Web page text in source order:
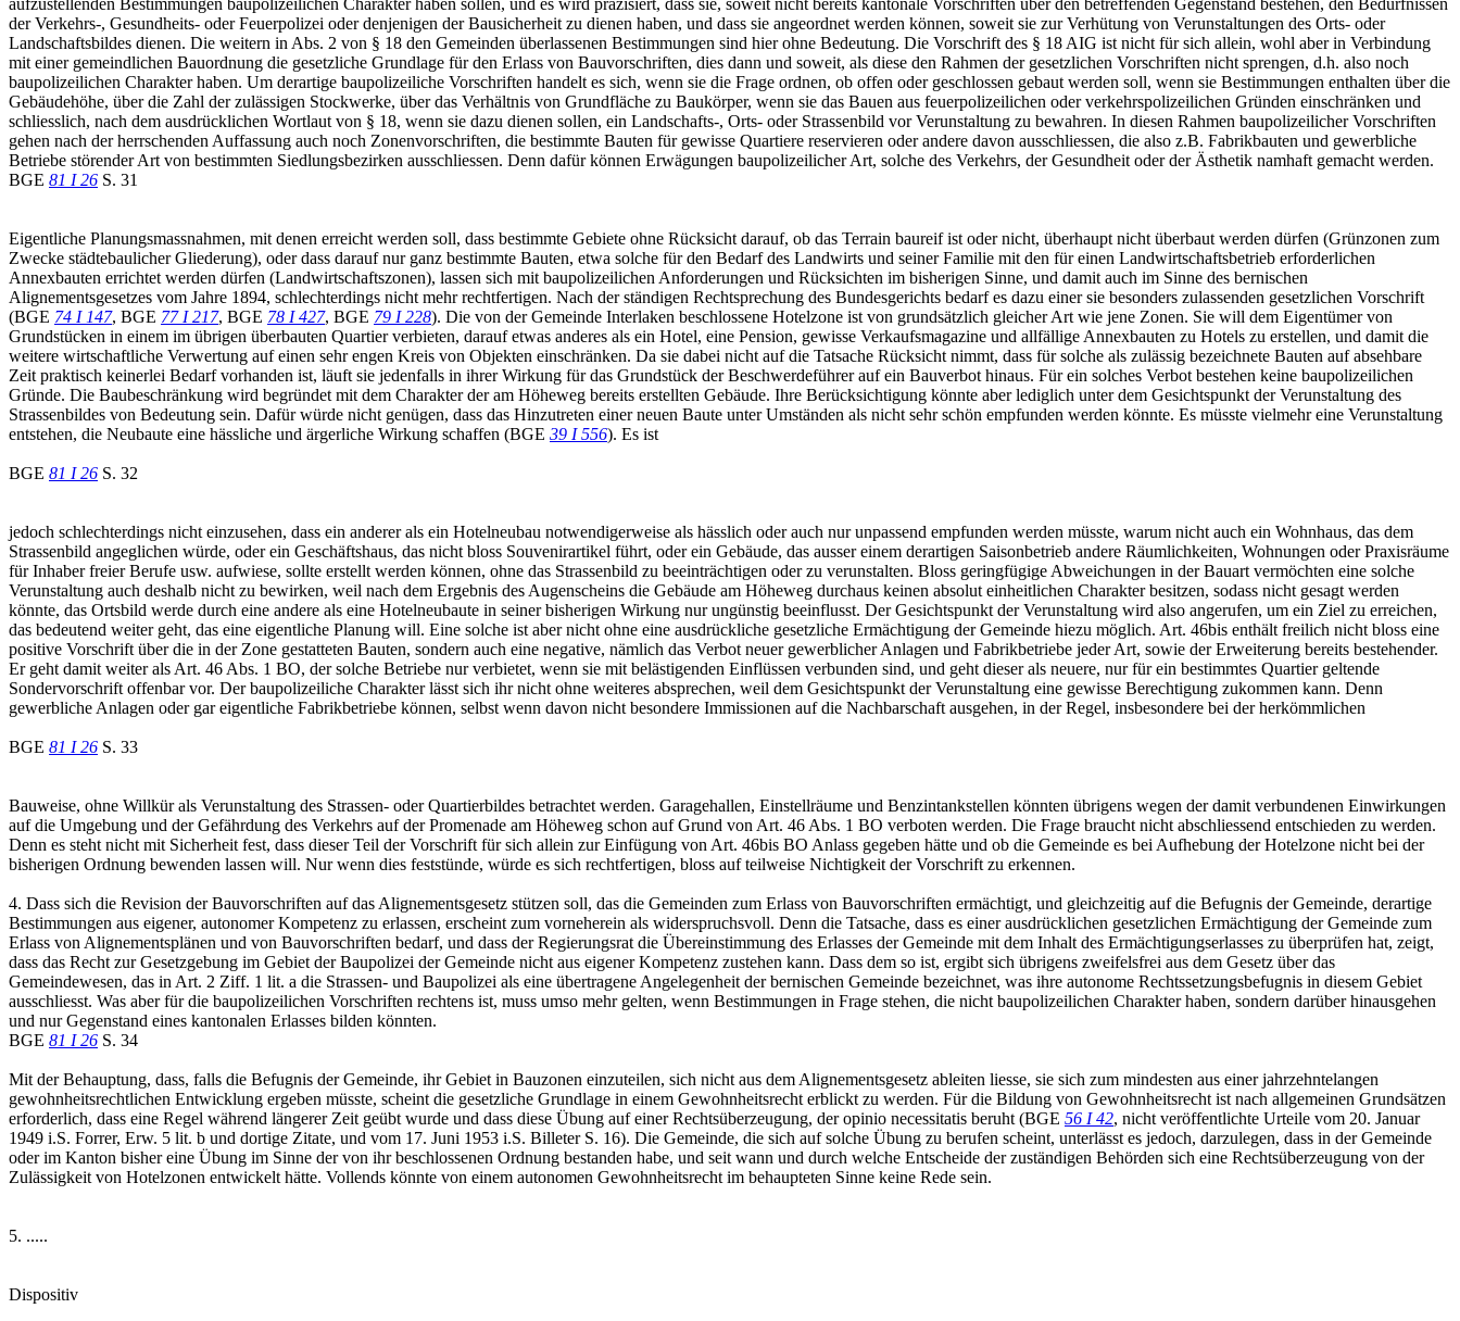
aufzustellenden Bestimmungen baupolizeilichen Charakter haben sollen, und es wird präzisiert, dass sie, soweit nicht bereits kantonale Vorschriften über den betreffenden Gegenstand bestehen, den Bedürfnissen
der Verkehrs-, Gesundheits- oder Feuerpolizei oder denjenigen der Bausicherheit zu dienen haben, und dass sie angeordnet werden können, soweit sie zur Verhütung von Verunstaltungen des Orts- oder
Landschaftsbildes dienen. Die weitern in Abs. 2 von § 18 den Gemeinden überlassenen Bestimmungen sind hier ohne Bedeutung. Die Vorschrift des § 18 AIG ist nicht für sich allein, wohl aber in Verbindung
mit einer gemeindlichen Bauordnung die gesetzliche Grundlage für den Erlass von Bauvorschriften, dies dann und soweit, als diese den Rahmen der gesetzlichen Vorschriften nicht sprengen, d.h. also noch
baupolizeilichen Charakter haben. Um derartige baupolizeiliche Vorschriften handelt es sich, wenn sie die Frage ordnen, ob offen oder geschlossen gebaut werden soll, wenn sie Bestimmungen enthalten über die
Gebäudehöhe, über die Zahl der zulässigen Stockwerke, über das Verhältnis von Grundfläche zu Baukörper, wenn sie das Bauen aus feuerpolizeilichen oder verkehrspolizeilichen Gründen einschränken und
schliesslich, nach dem ausdrücklichen Wortlaut von § 18, wenn sie dazu dienen sollen, ein Landschafts-, Orts- oder Strassenbild vor Verunstaltung zu bewahren. In diesen Rahmen baupolizeilicher Vorschriften
gehen nach der herrschenden Auffassung auch noch Zonenvorschriften, die bestimmte Bauten für gewisse Quartiere reservieren oder andere davon ausschliessen, die also z.B. Fabrikbauten und gewerbliche
Betriebe störender Art von bestimmten Siedlungsbezirken ausschliessen. Denn dafür können Erwägungen baupolizeilicher Art, solche des Verkehrs, der Gesundheit oder der Ästhetik namhaft gemacht werden.
BGE 81 I 26 S. 31
Eigentliche Planungsmassnahmen, mit denen erreicht werden soll, dass bestimmte Gebiete ohne Rücksicht darauf, ob das Terrain baureif ist oder nicht, überhaupt nicht überbaut werden dürfen (Grünzonen zum
Zwecke städtebaulicher Gliederung), oder dass darauf nur ganz bestimmte Bauten, etwa solche für den Bedarf des Landwirts und seiner Familie mit den für einen Landwirtschaftsbetrieb erforderlichen
Annexbauten errichtet werden dürfen (Landwirtschaftszonen), lassen sich mit baupolizeilichen Anforderungen und Rücksichten im bisherigen Sinne, und damit auch im Sinne des bernischen
Alignementsgesetzes vom Jahre 1894, schlechterdings nicht mehr rechtfertigen. Nach der ständigen Rechtsprechung des Bundesgerichts bedarf es dazu einer sie besonders zulassenden gesetzlichen Vorschrift
(BGE 74 I 147, BGE 77 I 217, BGE 78 I 427, BGE 79 I 228). Die von der Gemeinde Interlaken beschlossene Hotelzone ist von grundsätzlich gleicher Art wie jene Zonen. Sie will dem Eigentümer von
Grundstücken in einem im übrigen überbauten Quartier verbieten, darauf etwas anderes als ein Hotel, eine Pension, gewisse Verkaufsmagazine und allfällige Annexbauten zu Hotels zu erstellen, und damit die
weitere wirtschaftliche Verwertung auf einen sehr engen Kreis von Objekten einschränken. Da sie dabei nicht auf die Tatsache Rücksicht nimmt, dass für solche als zulässig bezeichnete Bauten auf absehbare
Zeit praktisch keinerlei Bedarf vorhanden ist, läuft sie jedenfalls in ihrer Wirkung für das Grundstück der Beschwerdeführer auf ein Bauverbot hinaus. Für ein solches Verbot bestehen keine baupolizeilichen
Gründe. Die Baubeschränkung wird begründet mit dem Charakter der am Höheweg bereits erstellten Gebäude. Ihre Berücksichtigung könnte aber lediglich unter dem Gesichtspunkt der Verunstaltung des
Strassenbildes von Bedeutung sein. Dafür würde nicht genügen, dass das Hinzutreten einer neuen Baute unter Umständen als nicht sehr schön empfunden werden könnte. Es müsste vielmehr eine Verunstaltung
entstehen, die Neubaute eine hässliche und ärgerliche Wirkung schaffen (BGE 39 I 556). Es ist
BGE 81 I 26 S. 32
jedoch schlechterdings nicht einzusehen, dass ein anderer als ein Hotelneubau notwendigerweise als hässlich oder auch nur unpassend empfunden werden müsste, warum nicht auch ein Wohnhaus, das dem
Strassenbild angeglichen würde, oder ein Geschäftshaus, das nicht bloss Souvenirartikel führt, oder ein Gebäude, das ausser einem derartigen Saisonbetrieb andere Räumlichkeiten, Wohnungen oder Praxisräume
für Inhaber freier Berufe usw. aufwiese, sollte erstellt werden können, ohne das Strassenbild zu beeinträchtigen oder zu verunstalten. Bloss geringfügige Abweichungen in der Bauart vermöchten eine solche
Verunstaltung auch deshalb nicht zu bewirken, weil nach dem Ergebnis des Augenscheins die Gebäude am Höheweg durchaus keinen absolut einheitlichen Charakter besitzen, sodass nicht gesagt werden
könnte, das Ortsbild werde durch eine andere als eine Hotelneubaute in seiner bisherigen Wirkung nur ungünstig beeinflusst. Der Gesichtspunkt der Verunstaltung wird also angerufen, um ein Ziel zu erreichen,
das bedeutend weiter geht, das eine eigentliche Planung will. Eine solche ist aber nicht ohne eine ausdrückliche gesetzliche Ermächtigung der Gemeinde hiezu möglich. Art. 46bis enthält freilich nicht bloss eine
positive Vorschrift über die in der Zone gestatteten Bauten, sondern auch eine negative, nämlich das Verbot neuer gewerblicher Anlagen und Fabrikbetriebe jeder Art, sowie der Erweiterung bereits bestehender.
Er geht damit weiter als Art. 46 Abs. 1 BO, der solche Betriebe nur verbietet, wenn sie mit belästigenden Einflüssen verbunden sind, und geht dieser als neuere, nur für ein bestimmtes Quartier geltende
Sondervorschrift offenbar vor. Der baupolizeiliche Charakter lässt sich ihr nicht ohne weiteres absprechen, weil dem Gesichtspunkt der Verunstaltung eine gewisse Berechtigung zukommen kann. Denn
gewerbliche Anlagen oder gar eigentliche Fabrikbetriebe können, selbst wenn davon nicht besondere Immissionen auf die Nachbarschaft ausgehen, in der Regel, insbesondere bei der herkömmlichen
BGE 81 I 26 S. 33
Bauweise, ohne Willkür als Verunstaltung des Strassen- oder Quartierbildes betrachtet werden. Garagehallen, Einstellräume und Benzintankstellen könnten übrigens wegen der damit verbundenen Einwirkungen
auf die Umgebung und der Gefährdung des Verkehrs auf der Promenade am Höheweg schon auf Grund von Art. 46 Abs. 1 BO verboten werden. Die Frage braucht nicht abschliessend entschieden zu werden.
Denn es steht nicht mit Sicherheit fest, dass dieser Teil der Vorschrift für sich allein zur Einfügung von Art. 46bis BO Anlass gegeben hätte und ob die Gemeinde es bei Aufhebung der Hotelzone nicht bei der
bisherigen Ordnung bewenden lassen will. Nur wenn dies feststünde, würde es sich rechtfertigen, bloss auf teilweise Nichtigkeit der Vorschrift zu erkennen.
4. Dass sich die Revision der Bauvorschriften auf das Alignementsgesetz stützen soll, das die Gemeinden zum Erlass von Bauvorschriften ermächtigt, und gleichzeitig auf die Befugnis der Gemeinde, derartige
Bestimmungen aus eigener, autonomer Kompetenz zu erlassen, erscheint zum vorneherein als widerspruchsvoll. Denn die Tatsache, dass es einer ausdrücklichen gesetzlichen Ermächtigung der Gemeinde zum
Erlass von Alignementsplänen und von Bauvorschriften bedarf, und dass der Regierungsrat die Übereinstimmung des Erlasses der Gemeinde mit dem Inhalt des Ermächtigungserlasses zu überprüfen hat, zeigt,
dass das Recht zur Gesetzgebung im Gebiet der Baupolizei der Gemeinde nicht aus eigener Kompetenz zustehen kann. Dass dem so ist, ergibt sich übrigens zweifelsfrei aus dem Gesetz über das
Gemeindewesen, das in Art. 2 Ziff. 1 lit. a die Strassen- und Baupolizei als eine übertragene Angelegenheit der bernischen Gemeinde bezeichnet, was ihre autonome Rechtssetzungsbefugnis in diesem Gebiet
ausschliesst. Was aber für die baupolizeilichen Vorschriften rechtens ist, muss umso mehr gelten, wenn Bestimmungen in Frage stehen, die nicht baupolizeilichen Charakter haben, sondern darüber hinausgehen
und nur Gegenstand eines kantonalen Erlasses bilden könnten.
BGE 81 I 26 S. 34
Mit der Behauptung, dass, falls die Befugnis der Gemeinde, ihr Gebiet in Bauzonen einzuteilen, sich nicht aus dem Alignementsgesetz ableiten liesse, sie sich zum mindesten aus einer jahrzehntelangen
gewohnheitsrechtlichen Entwicklung ergeben müsste, scheint die gesetzliche Grundlage in einem Gewohnheitsrecht erblickt zu werden. Für die Bildung von Gewohnheitsrecht ist nach allgemeinen Grundsätzen
erforderlich, dass eine Regel während längerer Zeit geübt wurde und dass diese Übung auf einer Rechtsüberzeugung, der opinio necessitatis beruht (BGE 56 I 42, nicht veröffentlichte Urteile vom 20. Januar
1949 i.S. Forrer, Erw. 5 lit. b und dortige Zitate, und vom 17. Juni 1953 i.S. Billeter S. 16). Die Gemeinde, die sich auf solche Übung zu berufen scheint, unterlässt es jedoch, darzulegen, dass in der Gemeinde
oder im Kanton bisher eine Übung im Sinne der von ihr beschlossenen Ordnung bestanden habe, und seit wann und durch welche Entscheide der zuständigen Behörden sich eine Rechtsüberzeugung von der
Zulässigkeit von Hotelzonen entwickelt hätte. Vollends könnte von einem autonomen Gewohnheitsrecht im behaupteten Sinne keine Rede sein.
5. .....
Dispositiv